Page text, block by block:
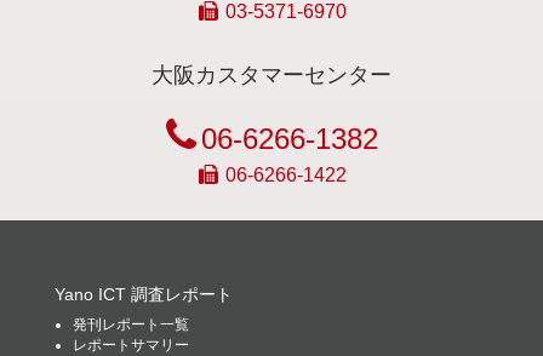
03-5371-6970
大阪カスタマーセンター
06-6266-1382
06-6266-1422
Yano ICT 調査レポート
発刊レポート一覧
レポートサマリー